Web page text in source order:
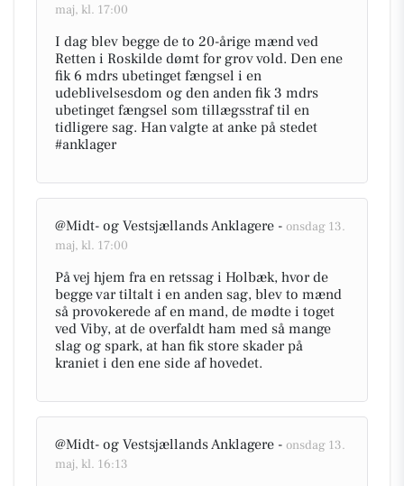
maj, kl. 17:00
I dag blev begge de to 20-årige mænd ved
Retten i Roskilde dømt for grov vold. Den ene
fik 6 mdrs ubetinget fængsel i en
udeblivelsesdom og den anden fik 3 mdrs
ubetinget fængsel som tillægsstraf til en
tidligere sag. Han valgte at anke på stedet
#anklager
@Midt- og Vestsjællands Anklagere - onsdag 13.
maj, kl. 17:00
På vej hjem fra en retssag i Holbæk, hvor de
begge var tiltalt i en anden sag, blev to mænd
så provokerede af en mand, de mødte i toget
ved Viby, at de overfaldt ham med så mange
slag og spark, at han fik store skader på
kraniet i den ene side af hovedet.
@Midt- og Vestsjællands Anklagere - onsdag 13.
maj, kl. 16:13